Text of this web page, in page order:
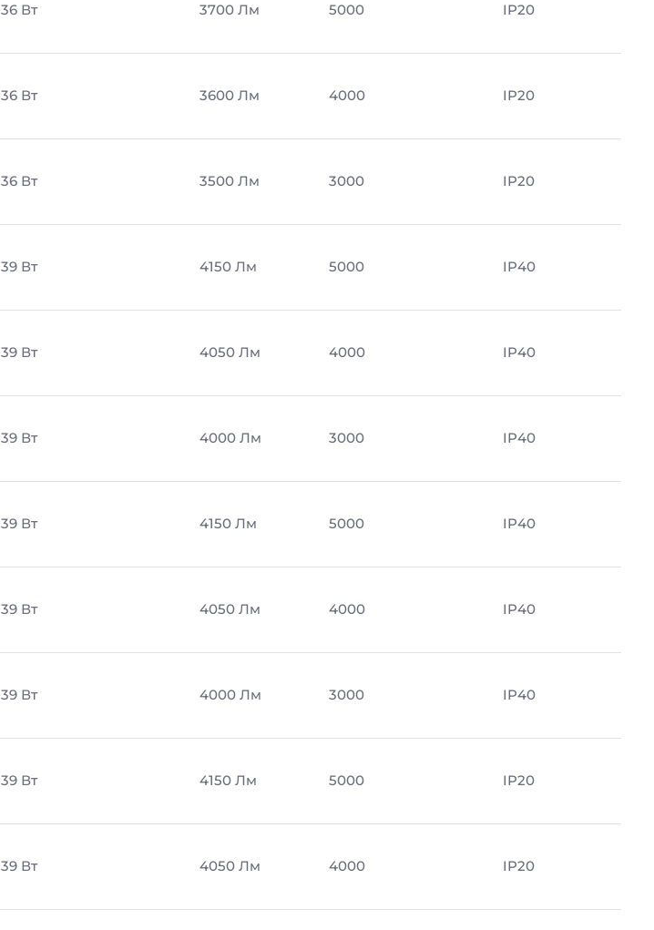
36 Вт 3700 Лм 5000 IP20
36 Вт 3600 Лм 4000 IP20
36 Вт 3500 Лм 3000 IP20
39 Вт 4150 Лм 5000 IP40
39 Вт 4050 Лм 4000 IP40
39 Вт 4000 Лм 3000 IP40
39 Вт 4150 Лм 5000 IP40
39 Вт 4050 Лм 4000 IP40
39 Вт 4000 Лм 3000 IP40
39 Вт 4150 Лм 5000 IP20
39 Вт 4050 Лм 4000 IP20